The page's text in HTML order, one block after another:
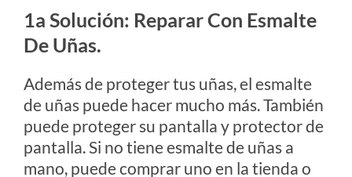
1a Solución: Reparar Con Esmalte
De Uñas.
Además de proteger tus uñas, el esmalte
de uñas puede hacer mucho más. También
puede proteger su pantalla y protector de
pantalla. Si no tiene esmalte de uñas a
mano, puede comprar uno en la tienda o